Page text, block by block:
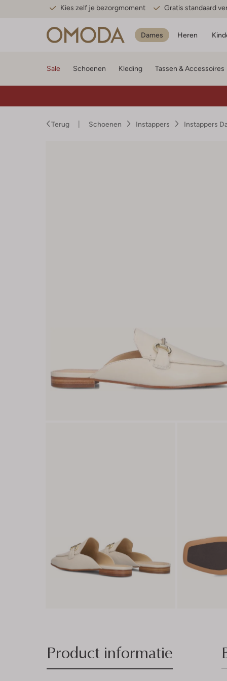
Kies zelf je bezorgmoment Gratis standaard
Dames Heren
Sale Schoenen Kleding Tassen & Accessoires
Terug Schoenen Instappers Instappers
Product informatie